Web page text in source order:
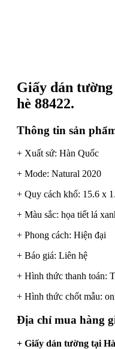
Giấy dán
hè 88422.
Thông tin sản
+ Xuất sứ: Hàn Quốc
+ Mode: Natural 2020
+ Quy cách khổ: 15.6 x
+ Màu sắc: họa tiết lá
+ Phong cách: Hiện đại
+ Báo giá: Liên hệ
+ Hình thức thanh toán:
+ Hình thức chốt mẫu:
Địa chỉ mua hàng
+ Giấy dán tường tại